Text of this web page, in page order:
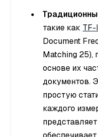
такие как TF-
Document
Matching 25),
основе их
документов.
простую
каждого